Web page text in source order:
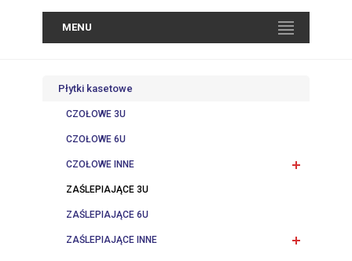
MENU
Płytki kasetowe
CZOŁOWE 3U
CZOŁOWE 6U
CZOŁOWE INNE
ZAŚLEPIAJĄCE 3U
ZAŚLEPIAJĄCE 6U
ZAŚLEPIAJĄCE INNE